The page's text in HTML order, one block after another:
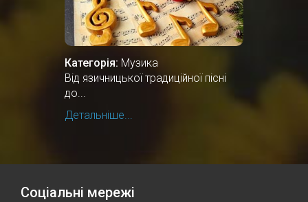
Категорія: Музика
Від язичницької традиційної пісні
до...
Детальніше...
Соціальні мережі